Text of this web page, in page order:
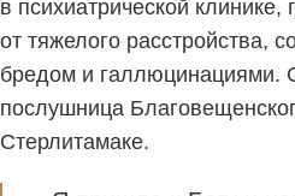
в психиатрической
от тяжелого расстройства,
бредом и галлюцинациями.
послушница
Стерлитамаке.